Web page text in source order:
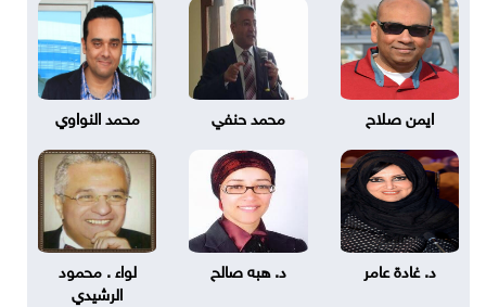
ايمن صلاح محمد حنفي محمد النواوي
د. غادة عامر د. هبه صالح
لواء . محمود
الرشيدي